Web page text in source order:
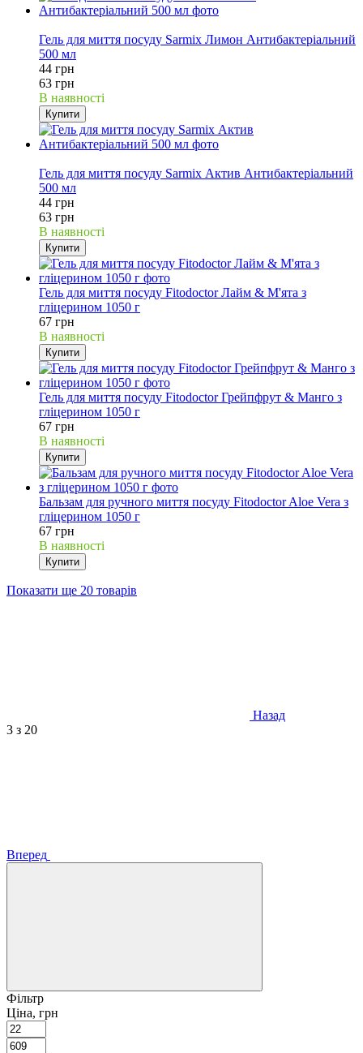
Гель для миття посуду Sarmix Лимон Антибактеріальний
500 мл
44 грн
63 грн
В наявності
Купити
Гель для миття посуду Sarmix Актив Антибактеріальний
500 мл
44 грн
63 грн
В наявності
Купити
Гель для миття посуду Fitodoctor Лайм & М'ята з
гліцерином 1050 г
67 грн
В наявності
Купити
Гель для миття посуду Fitodoctor Грейпфрут & Манго з
гліцерином 1050 г
67 грн
В наявності
Купити
Бальзам для ручного миття посуду Fitodoctor Aloe Vera з
гліцерином 1050 г
67 грн
В наявності
Купити
Показати ще 20 товарів
Назад
3 з 20
Вперед
Фільтр
Ціна, грн